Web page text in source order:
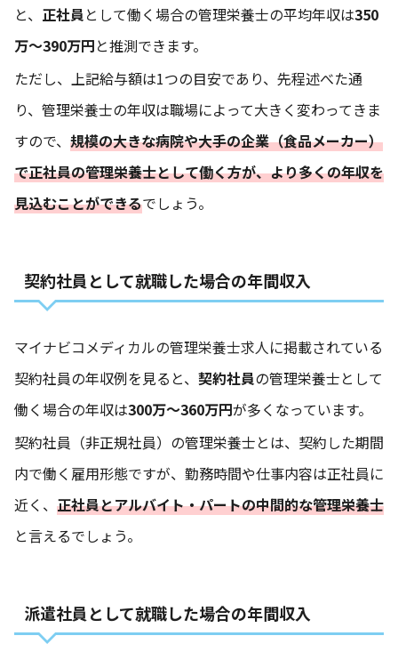
と、 正社員 として働く場合の管理栄養士の平均年収は350
万～390万円と推測できます。
ただし、上記給与額は1つの目安であり、先程述べた通
り、管理栄養士の年収は職場によって大きく変わってきま
すので、 規模の大きな病院や大手の企業（食品メーカー）
で正社員の管理栄養士として働く方が、より多くの年収を
見込むことができるでしょう。
契約社員として就職した場合の年間収入
マイナビコメディカルの管理栄養士求人 に掲載されている
契約社員の年収例を見ると、 契約社員の管理栄養士として
働く場合の年収は300万～360万円が多くなっています。
契約社員（非正規社員）の管理栄養士とは、契約した期間
内で働く雇用形態ですが、勤務時間や仕事内容は正社員に
近く、 正社員とアルバイト・パートの中間的な管理栄養士
と言えるでしょう。
派遣社員として就職した場合の年間収入